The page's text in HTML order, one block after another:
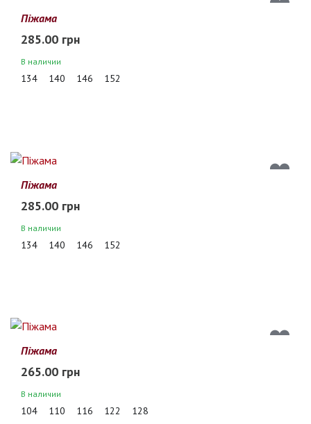
Піжама
285.00 грн
В наличии
134 140 146 152
Піжама
285.00 грн
В наличии
134 140 146 152
Піжама
265.00 грн
В наличии
104 110 116 122 128